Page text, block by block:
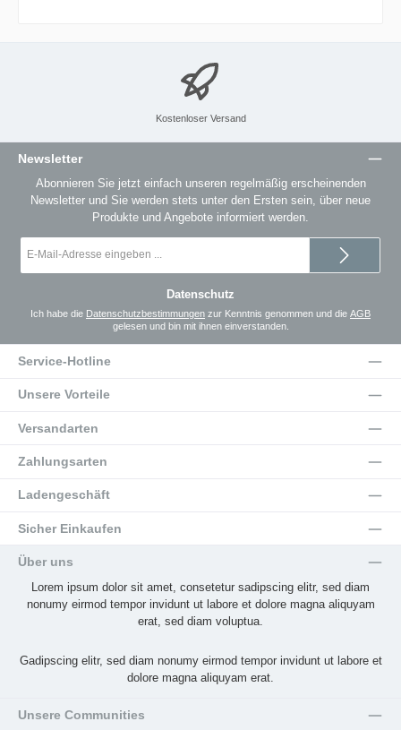
Kostenloser Versand
Newsletter
Abonnieren Sie jetzt einfach unseren regelmäßig erscheinenden
Newsletter und Sie werden stets unter den Ersten sein, über neue
Produkte und Angebote informiert werden.
Mail-
Datenschutz
Ich habe die Datenschutzbestimmungen zur Kenntnis genommen und die AGB
gelesen und bin mit ihnen einverstanden.
Service-Hotline
Unsere Vorteile
Versandarten
Zahlungsarten
Ladengeschäft
Sicher Einkaufen
Über uns
Lorem ipsum dolor sit amet, consetetur sadipscing elitr, sed diam
nonumy eirmod tempor invidunt ut labore et dolore magna aliquyam
erat, sed diam voluptua.
Gadipscing elitr, sed diam nonumy eirmod tempor invidunt ut labore et
dolore magna aliquyam erat.
Unsere Communities